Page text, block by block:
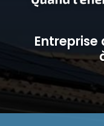
Entreprise